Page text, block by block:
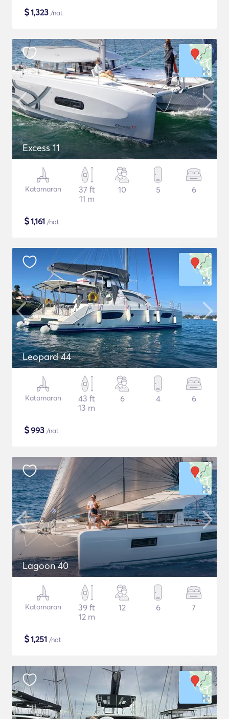
$1,323 /nat
Excess 11
Katamaran
37 ft
11 m
10 5 6
$1,161 /nat
Leopard 44
Katamaran
43 ft
13 m
6 4 6
$993 /nat
Lagoon 40
Katamaran
39 ft
12 m
12 6 7
$1,251 /nat